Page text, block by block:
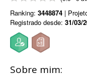
Ranking: 3448874 |
Registrado desde: 31/03/
Sobre mim: